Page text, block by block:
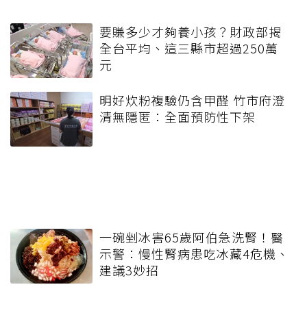
要賺多少才夠養小孩？財政部揭
全台平均、這三縣市超過250萬
元
明好炊粉複驗仍含甲醛 竹市府澄
清無隱匿：全面預防性下架
一碗剉冰害65歲阿伯急洗腎！醫
示警：慢性腎病患吃冰藏4危機、
建議3妙招